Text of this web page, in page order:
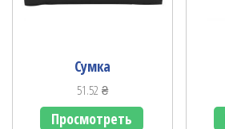
Сумка
51.52 ₴
Просмотреть